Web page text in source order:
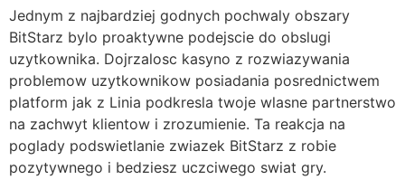
Jednym z najbardziej godnych pochwaly obszary
BitStarz bylo proaktywne podejscie do obslugi
uzytkownika. Dojrzalosc kasyno z rozwiazywania
problemow uzytkownikow posiadania posrednictwem
platform jak z Linia podkresla twoje wlasne partnerstwo
na zachwyt klientow i zrozumienie. Ta reakcja na
poglady podswietlanie zwiazek BitStarz z robie
pozytywnego i bedziesz uczciwego swiat gry.